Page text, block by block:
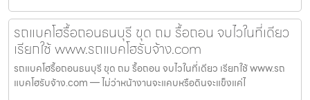
รถแบคโฮรื้อถอนธนบุรี ขุด ถม รื้อถอน จบไวในที่เดียว
เรียกใช้ www.รถแบคโฮรับจ้าง.com
รถแบคโฮรื้อถอนธนบุรี ขุด ถม รื้อถอน จบไวในที่เดียว เรียกใช้ www.รถ
แบคโฮรับจ้าง.com — ไม่ว่าหน้างานจะแคบหรือดินจะแข็งแค่ไ